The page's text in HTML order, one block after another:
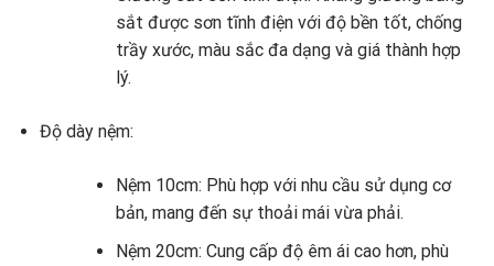
sắt được sơn tĩnh điện với độ bền tốt, chống
trầy xước, màu sắc đa dạng và giá thành hợp
lý.
Độ dày nệm:
Nệm 10cm: Phù hợp với nhu cầu sử dụng cơ
bản, mang đến sự thoải mái vừa phải.
Nệm 20cm: Cung cấp độ êm ái cao hơn, phù